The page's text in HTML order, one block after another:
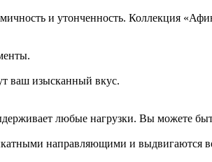
и утонченность. Коллекция
ваш изысканный вкус.
любые нагрузки. Вы можете
направляющими и выдвигаются